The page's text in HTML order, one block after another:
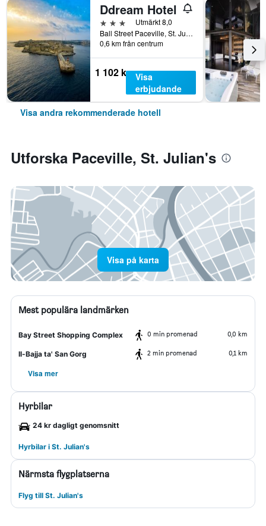
Ddream Hotel
3 stjärnorUtmärkt 8,0
Ball Street Paceville, St. Julian's, Malta
0,6 km från centrum
1 102 kr Visa
erbjudande
Visa andra rekommenderade hotell
Utforska Paceville, St. Julian's
Visa på karta
Mest populära landmärken
Bay Street Shopping Complex 0 min promenad 0,0 km
Il-Bajja ta' San Gorg 2 min promenad 0,1 km
Visa mer
Hyrbilar
24 kr dagligt genomsnitt
Hyrbilar i St. Julian's
Närmsta flygplatserna
Flyg till St. Julian's